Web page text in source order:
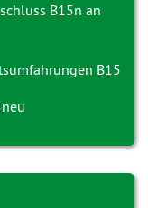
B15n an
B15